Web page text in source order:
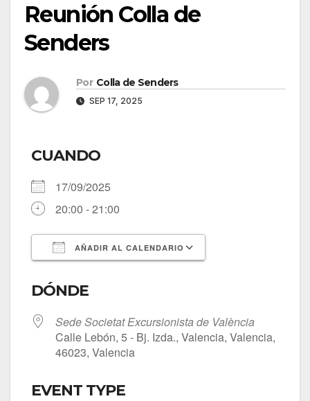
Reunión Colla de
Senders
Por Colla de Senders
SEP 17, 2025
CUANDO
17/09/2025
20:00 - 21:00
AÑADIR AL CALENDARIO
DÓNDE
Sede Societat Excursionista de València
Calle Lebón, 5 - Bj. Izda., Valencia, Valencia,
46023, Valencia
EVENT TYPE